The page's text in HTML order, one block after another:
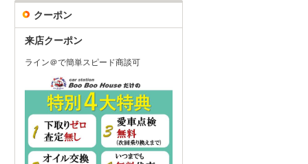
クーポン
来店クーポン
ライン＠で簡単スピード商談可